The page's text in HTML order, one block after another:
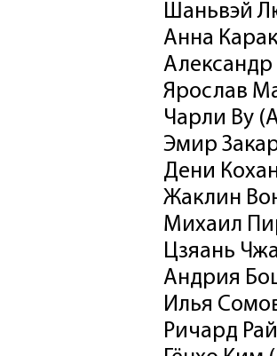
Шаньвэй
Анна
Ярослав
Чарли Ву
Эмир
Дени
Жаклин
Михаил
Цзяань
Андрия
Илья
Ричард